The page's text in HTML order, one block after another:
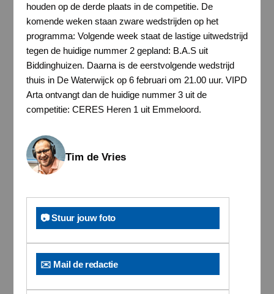
houden op de derde plaats in de competitie. De
komende weken staan zware wedstrijden op het
programma: Volgende week staat de lastige uitwedstrijd
tegen de huidige nummer 2 gepland: B.A.S uit
Biddinghuizen. Daarna is de eerstvolgende wedstrijd
thuis in De Waterwijck op 6 februari om 21.00 uur. VIPD
Arta ontvangt dan de huidige nummer 3 uit de
competitie: CERES Heren 1 uit Emmeloord.
Tim de Vries
📷 Stuur jouw foto
✉️ Mail de redactie